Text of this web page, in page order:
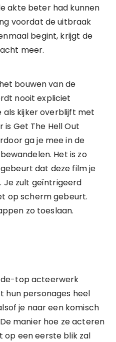
akte beter had kunnen
voordat de uitbraak
begint, krijgt de
meer.
bouwen van de
nooit expliciet
als kijker overblijft met
Get The Hell Out
ga je mee in de
Het is zo
dat deze film je
zult geïntrigeerd
op scherm gebeurt.
zo toeslaan.
top acteerwerk
hun personages heel
je naar een komisch
manier hoe ze acteren
op een eerste blik zal